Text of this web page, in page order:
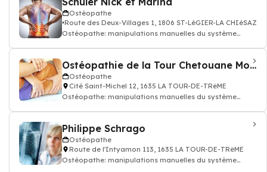
Ostéopathe
Route des Deux-Villages 1, 1806 ST-LéGIER-LA CHIéSAZ
Ostéopathe: manipulations manuelles du système
Ostéopathie de la Tour Chetouane Mohamed
Ostéopathe
Cité Saint-Michel 12, 1635 LA TOUR-DE-TRêME
Ostéopathe: manipulations manuelles du système
Philippe Schrago
Ostéopathe
Route de l'Intyamon 113, 1635 LA TOUR-DE-TRêME
Ostéopathe: manipulations manuelles du système